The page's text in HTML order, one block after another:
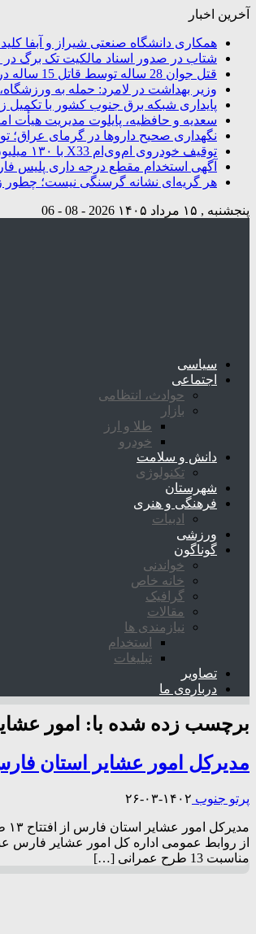
آخرین اخبار
همکاری دانشگاه صنعتی شیراز و آبفا
شتاب در صدور اسناد مالکیت تک برگ
قتل جوان 28 ساله توسط قاتل 15 ساله در کازرون
وزیر بهداشت در لامرد: حمله به
پایداری شبکه برق جنوب کشور با
سعدیه و حافظیه، پایلوت مدیریت هیأت
نگهداری صحیح داروها در گرمای عراق؛
توقیف خودروی ام‌وی‌ام X33 با ۱۳۰ میلیون ریال خلافی در سروستان
آگهی استخدام مقطع درجه داری پلیس
هر گریه‌ای نشانه گرسنگی نیست؛ چطور
پنجشنبه , ۱۵ مرداد ۱۴۰۵ 2026 - 08 - 06
سیاسی
اجتماعی
حوادث، انتظامی
بازار
طلا و ارز
خودرو
دانش و سلامت
تکنولوژی
شهرستان
فرهنگی و هنری
ادبیات
ورزشی
گوناگون
خواندنی
خانه خاص
گرافیک
مقالات
نیازمندی ها
استخدام
تبلیغات
تصاویر
درباره‌ی ما
برچسب زده شده با:
امور
مدیرکل امور عشایر استان فارس خبر داد: افتتاح ۱۳
پرتو جنوب ۱۴۰۲-۰۳-۲۶
از روابط عمومی اداره کل امور عشایر فارس
مناسبت 13 طرح عمرانی […]